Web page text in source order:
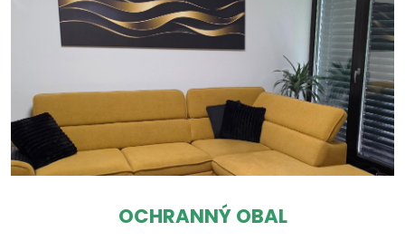
OCHRANNÝ OBAL